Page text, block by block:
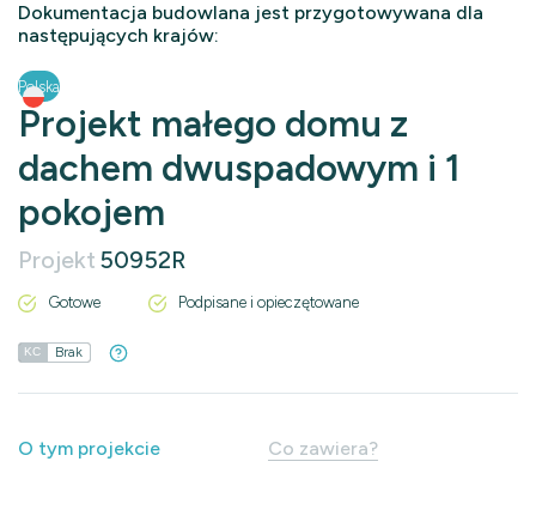
Dokumentacja budowlana jest przygotowywana dla
następujących krajów:
Polska
Projekt małego domu z
dachem dwuspadowym i 1
pokojem
Projekt 50952R
Gotowe Podpisane i opieczętowane
KC Brak
O tym projekcie Co zawiera?